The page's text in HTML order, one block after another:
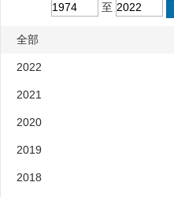
至
全部
2022
2021
2020
2019
2018